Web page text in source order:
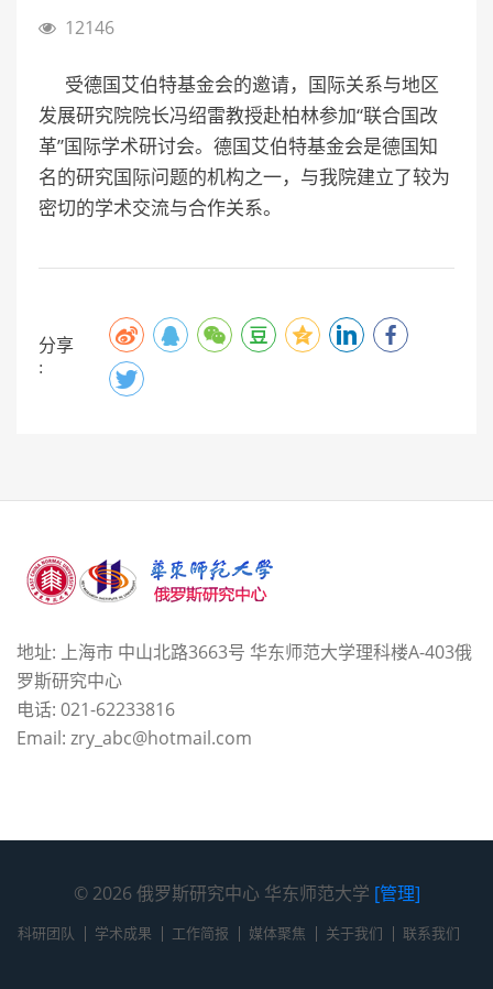
12146
受德国艾伯特基金会的邀请，国际关系与地区
发展研究院院长冯绍雷教授赴柏林参加“联合国改
革”国际学术研讨会。德国艾伯特基金会是德国知
名的研究国际问题的机构之一，与我院建立了较为
密切的学术交流与合作关系。
分享
:
地址: 上海市 中山北路3663号 华东师范大学理科楼A-403俄
罗斯研究中心
电话: 021-62233816
Email: zry_abc@hotmail.com
© 2026 俄罗斯研究中心 华东师范大学 [管理]
科研团队 学术成果 工作简报 媒体聚焦 关于我们 联系我们